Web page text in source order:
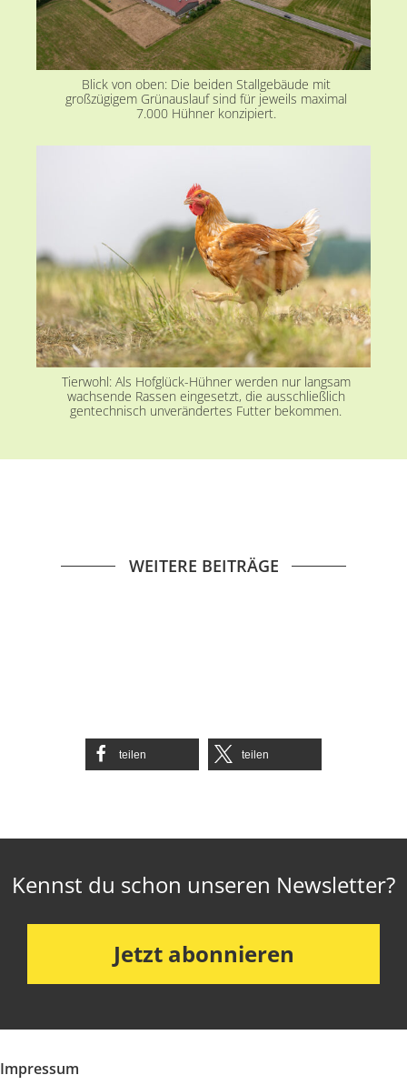
Blick von oben: Die beiden Stallgebäude mit
großzügigem Grünauslauf sind für jeweils maximal
7.000 Hühner konzipiert.
Tierwohl: Als Hofglück-Hühner werden nur langsam
wachsende Rassen eingesetzt, die ausschließlich
gentechnisch unverändertes Futter bekommen.
WEITERE BEITRÄGE
teilen teilen
Kennst du schon unseren Newsletter?
Jetzt abonnieren
Impressum